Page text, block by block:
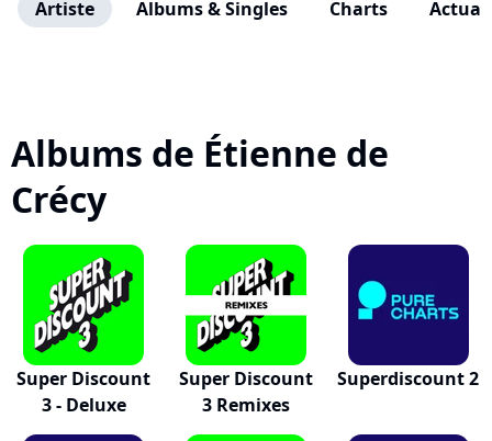
Artiste Albums & Singles Charts
Albums de Étienne de
Crécy
Super Discount
3 - Deluxe
Super Discount
3 Remixes
Superdiscount 2